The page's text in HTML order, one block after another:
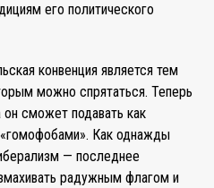
его политического
конвенция является тем
можно спрятаться. Теперь
он сможет подавать как
«гомофобами». Как однажды
— последнее
радужным флагом и